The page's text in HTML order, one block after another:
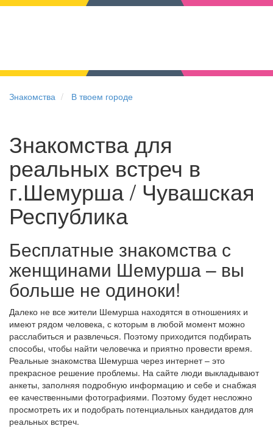
Знакомства В твоем городе
Знакомства для
реальных встреч в
г.Шемурша / Чувашская
Республика
Бесплатные знакомства с
женщинами Шемурша – вы
больше не одиноки!
Далеко не все жители Шемурша находятся в отношениях и
имеют рядом человека, с которым в любой момент можно
расслабиться и развлечься. Поэтому приходится подбирать
способы, чтобы найти человечка и приятно провести время.
Реальные знакомства Шемурша через интернет – это
прекрасное решение проблемы. На сайте люди выкладывают
анкеты, заполняя подробную информацию и себе и снабжая
ее качественными фотографиями. Поэтому будет несложно
просмотреть их и подобрать потенциальных кандидатов для
реальных встреч.